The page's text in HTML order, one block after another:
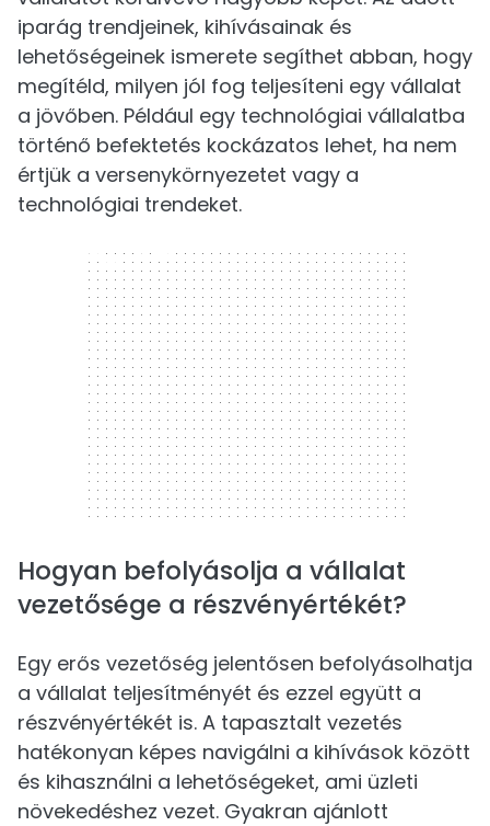
iparág trendjeinek, kihívásainak és
lehetőségeinek ismerete segíthet abban, hogy
megítéld, milyen jól fog teljesíteni egy vállalat
a jövőben. Például egy technológiai vállalatba
történő befektetés kockázatos lehet, ha nem
értjük a versenykörnyezetet vagy a
technológiai trendeket.
300 x 250
Hogyan befolyásolja a vállalat
vezetősége a részvényértékét?
Egy erős vezetőség jelentősen befolyásolhatja
a vállalat teljesítményét és ezzel együtt a
részvényértékét is. A tapasztalt vezetés
hatékonyan képes navigálni a kihívások között
és kihasználni a lehetőségeket, ami üzleti
növekedéshez vezet. Gyakran ajánlott